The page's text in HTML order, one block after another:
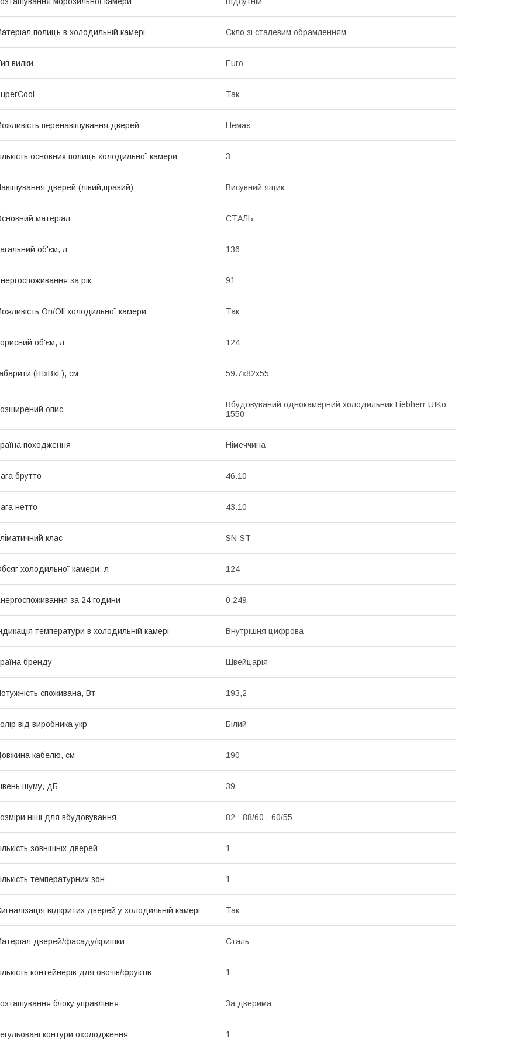
полиць в холодильній камері Скло зі сталевим обрамленням
вилки Euro
Так
перенавішування дверей Немає
основних полиць холодильної камери 3
дверей (лівий,правий) Висувний ящик
матеріал СТАЛЬ
об'єм, л 136
за рік 91
On/Off холодильної камери Так
об'єм, л 124
(ШхВхГ), см 59.7x82x55
опис
Вбудовуваний однокамерний холодильник Liebherr UIKo
1550
походження Німеччина
брутто 46.10
нетто 43.10
клас SN-ST
холодильної камери, л 124
за 24 години 0,249
температури в холодильній камері Внутрішня цифрова
бренду Швейцарія
споживана, Вт 193,2
від виробника укр Білий
кабелю, см 190
шуму, дБ 39
ніші для вбудовування 82 - 88/60 - 60/55
зовнішніх дверей 1
температурних зон 1
відкритих дверей у холодильній камері Так
дверей/фасаду/кришки Сталь
контейнерів для овочів/фруктів 1
блоку управління За дверима
контури охолодження 1